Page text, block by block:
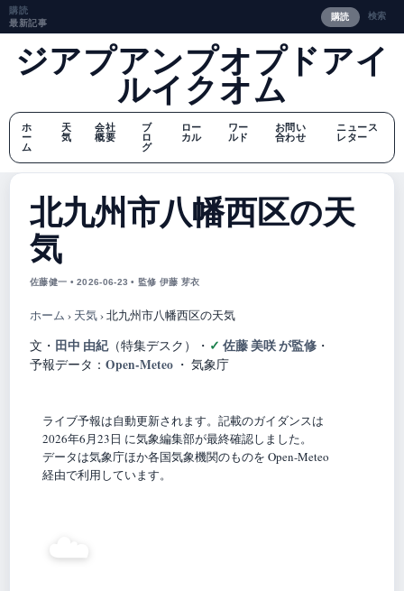
購読
最新記事
購読 検索
ジアプアンプオプドアイ
ルイクオム
ホ
ー
ム
天
気
会社
概要
ブ
ロ
グ
ロー
カル
ワー
ルド
お問い
合わせ
ニュース
レター
北九州市八幡西区の天
気
佐藤健一 • 2026-06-23 • 監修 伊藤 芽衣
ホーム › 天気›北九州市八幡西区の天気
文・ 田中 由紀（特集デスク） ・ 佐藤 美咲 が監修 ・
予報データ： Open-Meteo ・ 気象庁
ライブ予報は自動更新されます。記載のガイダンスは
2026年6月23日 に気象編集部が最終確認しました。
データは気象庁ほか各国気象機関のものを Open-Meteo
経由で利用しています。
☁️